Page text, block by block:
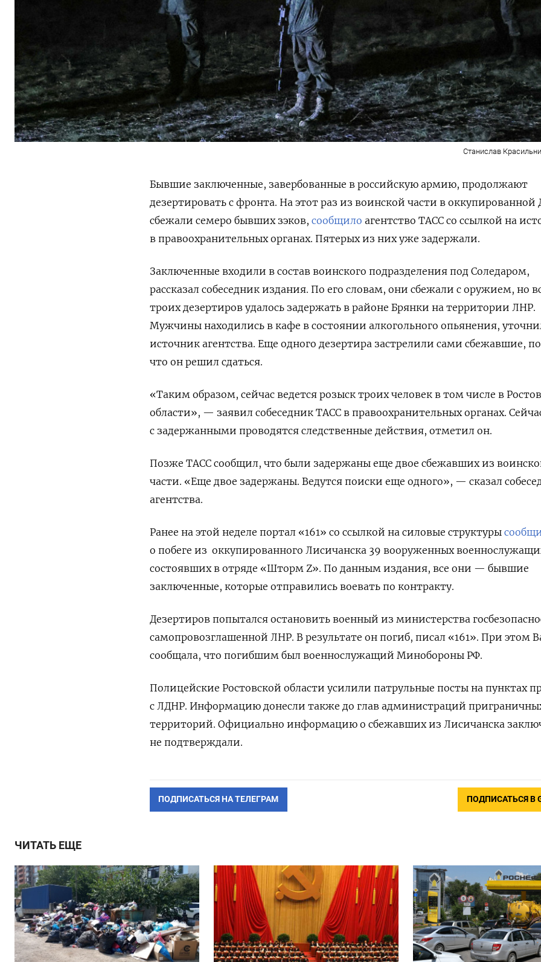
Станислав
Бывшие заключенные, завербованные в российскую армию, продолжают
дезертировать с фронта. На этот раз из воинской части в оккупированной
сбежали семеро бывших зэков, сообщило агентство ТАСС со ссылкой на
в правоохранительных органах. Пятерых из них уже задержали.
Заключенные входили в состав воинского подразделения под Соледаром,
рассказал собеседник издания. По его словам, они сбежали с оружием, но
троих дезертиров удалось задержать в районе Брянки на территории ЛНР.
Мужчины находились в кафе в состоянии алкогольного опьянения,
источник агентства. Еще одного дезертира застрелили сами сбежавшие,
что он решил сдаться.
«Таким образом, сейчас ведется розыск троих человек в том числе в
области», — заявил собеседник ТАСС в правоохранительных органах.
с задержанными проводятся следственные действия, отметил он.
Позже ТАСС сообщил, что были задержаны еще двое сбежавших из
части. «Еще двое задержаны. Ведутся поиски еще одного», — сказал
агентства.
Ранее на этой неделе портал «161» со ссылкой на силовые структуры
о побеге из оккупированного Лисичанска 39 вооруженных
состоявших в отряде «Шторм Z». По данным издания, все они — бывшие
заключенные, которые отправились воевать по контракту.
Дезертиров попытался остановить военный из министерства
самопровозглашенной ЛНР. В результате он погиб, писал «161». При этом
сообщала, что погибшим был военнослужащий Минобороны РФ.
Полицейские Ростовской области усилили патрульные посты на пунктах
с ЛДНР. Информацию донесли также до глав администраций
территорий. Официально информацию о сбежавших из Лисичанска
не подтверждали.
ПОДПИСАТЬСЯ НА ТЕЛЕГРАМ ПОДПИСАТЬСЯ В
ЧИТАТЬ ЕЩЕ